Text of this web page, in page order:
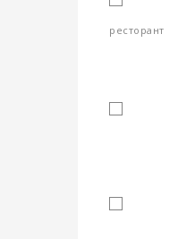
ресторант